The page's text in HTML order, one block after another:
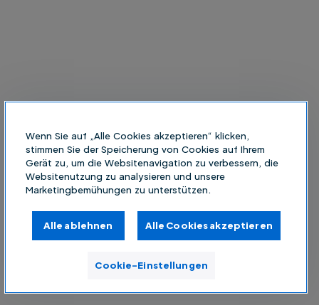
Wenn Sie auf „Alle Cookies akzeptieren“ klicken,
stimmen Sie der Speicherung von Cookies auf Ihrem
Gerät zu, um die Websitenavigation zu verbessern, die
Websitenutzung zu analysieren und unsere
Marketingbemühungen zu unterstützen.
Alle ablehnen Alle Cookies akzeptieren
Cookie-Einstellungen